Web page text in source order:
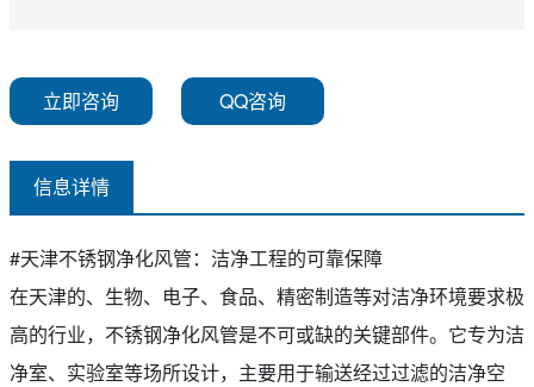
立即咨询 QQ咨询
信息详情
#天津不锈钢净化风管：洁净工程的可靠保障
在天津的、生物、电子、食品、精密制造等对洁净环境要求极
高的行业，不锈钢净化风管是不可或缺的关键部件。它专为洁
净室、实验室等场所设计，主要用于输送经过过滤的洁净空